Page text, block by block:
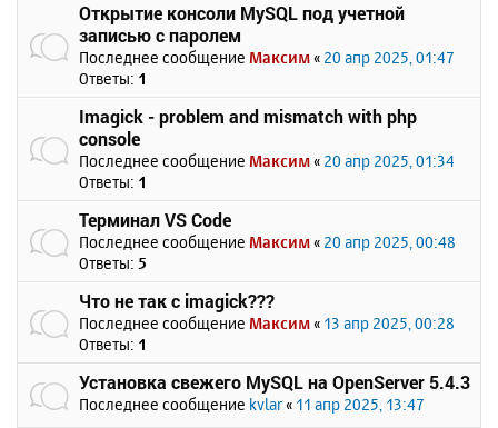
Открытие консоли MySQL под учетной
записью с паролем
Последнее сообщение Максим « 20 апр 2025, 01:47
Ответы: 1
Imagick - problem and mismatch with php
console
Последнее сообщение Максим « 20 апр 2025, 01:34
Ответы: 1
Терминал VS Code
Последнее сообщение Максим « 20 апр 2025, 00:48
Ответы: 5
Что не так с imagick???
Последнее сообщение Максим « 13 апр 2025, 00:28
Ответы: 1
Установка свежего MySQL на OpenServer 5.4.3
Последнее сообщение kvlar « 11 апр 2025, 13:47